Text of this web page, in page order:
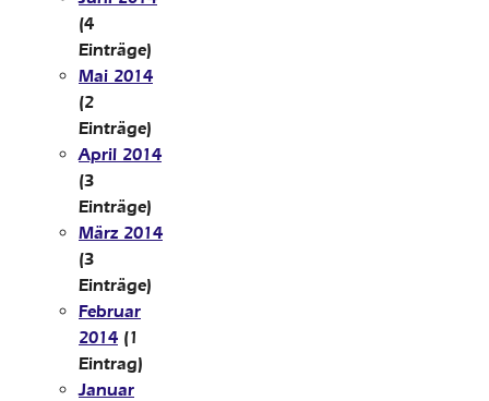
(4
Einträge)
Mai 2014
(2
Einträge)
April 2014
(3
Einträge)
März 2014
(3
Einträge)
Februar
2014 (1
Eintrag)
Januar